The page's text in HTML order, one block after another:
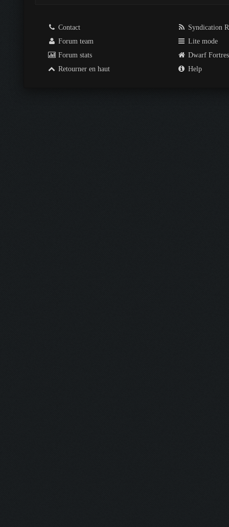
Contact
Forum team
Forum stats
Retourner en haut
Syndication
Lite mode
Dwarf
Help